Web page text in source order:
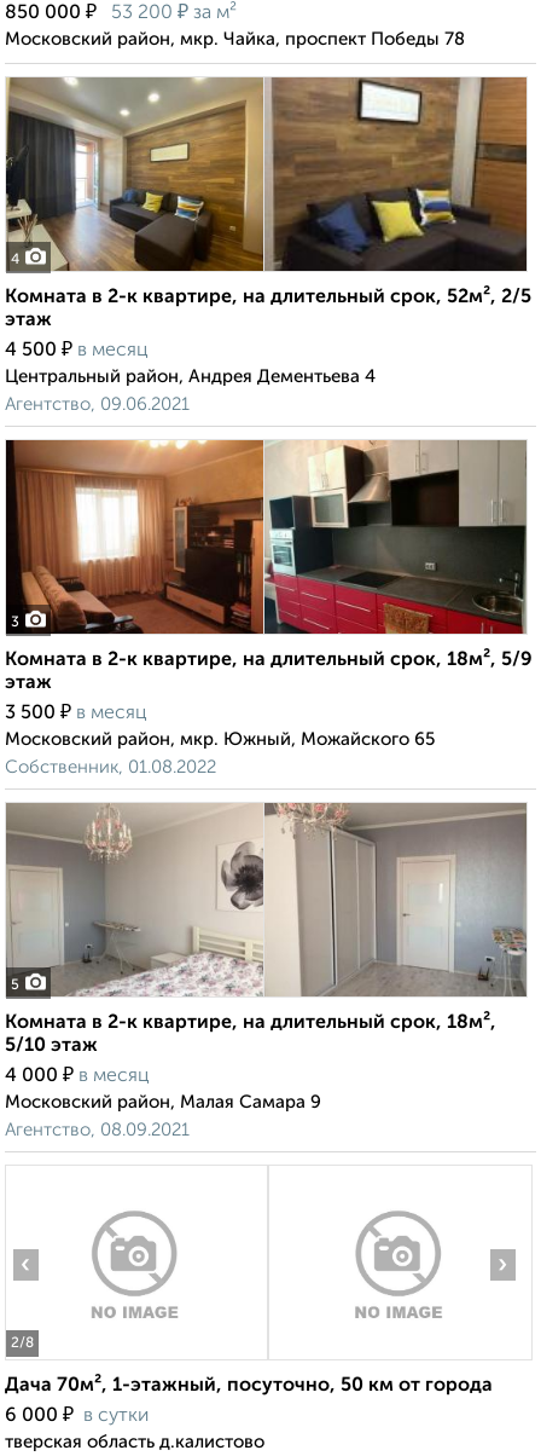
850 000 ₽ 53 200 ₽ за м²
Московский район, мкр. Чайка, проспект Победы 78
4
Комната в 2-к квартире, на длительный срок, 52м², 2/5
этаж
4 500 ₽ в месяц
Центральный район, Андрея Дементьева 4
Агентство, 09.06.2021
3
Комната в 2-к квартире, на длительный срок, 18м², 5/9
этаж
3 500 ₽ в месяц
Московский район, мкр. Южный, Можайского 65
Собственник, 01.08.2022
5
Комната в 2-к квартире, на длительный срок, 18м²,
5/10 этаж
4 000 ₽ в месяц
Московский район, Малая Самара 9
Агентство, 08.09.2021
2/8
‹ ›
Дача 70м², 1-этажный, посуточно, 50 км от города
6 000 ₽ в сутки
тверская область д.калистово